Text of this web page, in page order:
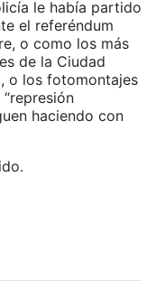
le había partido
el referéndum
o como los más
de la Ciudad
o los fotomontajes
haciendo con